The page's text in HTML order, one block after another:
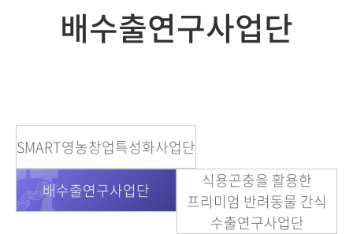
배수출연구사업단
SMART영농창업특성화사업단
배수출연구사업단
식용곤충을 활용한
프리미엄 반려동물 간식
수출연구사업단